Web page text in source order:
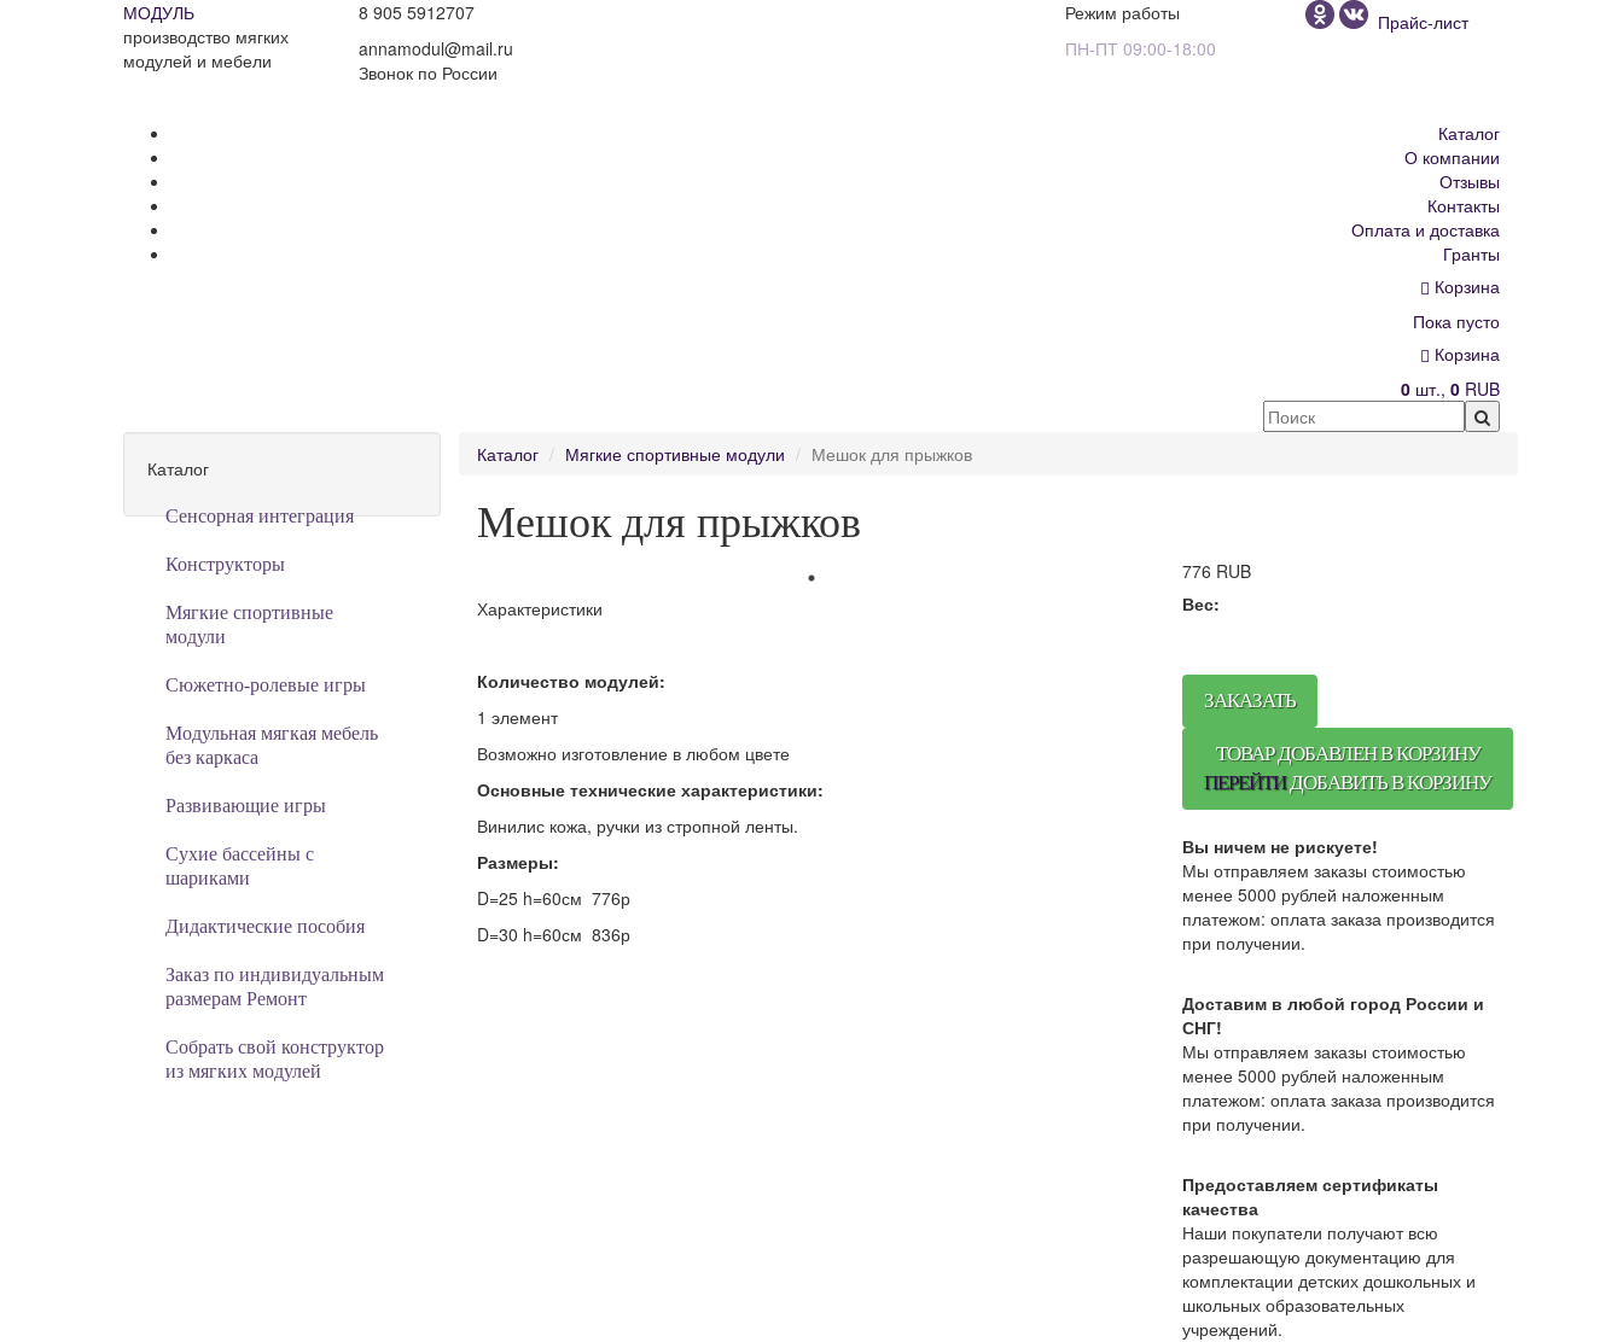
МОДУЛЬ
производство мягких
модулей и мебели
8 905 5912707
annamodul@mail.ru
Звонок по России
Режим работы
ПН-ПТ 09:00-18:00
Прайс-лист
Каталог
О компании
Отзывы
Контакты
Оплата и доставка
Гранты
Корзина
Пока пусто
Корзина
0 шт., 0 RUB
Каталог
Сенсорная интеграция
Конструкторы
Мягкие спортивные
модули
Cюжетно-ролевые игры
Модульная мягкая мебель
без каркаса
Развивающие игры
Сухие бассейны с
шариками
Дидактические пособия
Заказ по индивидуальным
размерам Ремонт
Собрать свой конструктор
из мягких модулей
Каталог Мягкие спортивные модули Мешок для прыжков
Мешок для прыжков
Характеристики
Количество модулей:
1 элемент
Возможно изготовление в любом цвете
Основные технические характеристики:
Винилис кожа, ручки из стропной ленты.
Размеры:
D=25 h=60см 776р
D=30 h=60см 836р
776 RUB
Вес:
ЗАКАЗАТЬ
ТОВАР ДОБАВЛЕН В КОРЗИНУ
ПЕРЕЙТИДОБАВИТЬ В КОРЗИНУ
Вы ничем не рискуете!
Мы отправляем заказы стоимостью
менее 5000 рублей наложенным
платежом: оплата заказа производится
при получении.
Доставим в любой город России и
СНГ!
Мы отправляем заказы стоимостью
менее 5000 рублей наложенным
платежом: оплата заказа производится
при получении.
Предоставляем сертификаты
качества
Наши покупатели получают всю
разрешающую документацию для
комплектации детских дошкольных и
школьных образовательных
учреждений.